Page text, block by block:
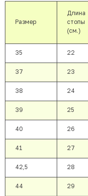
Размер
Длина
стопы
(см.)
35 22
37 23
38 24
39 25
40 26
41 27
42,5 28
44 29